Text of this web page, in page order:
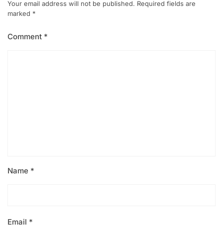
Your email address will not be published. Required fields are
marked *
Comment *
Name *
Email *